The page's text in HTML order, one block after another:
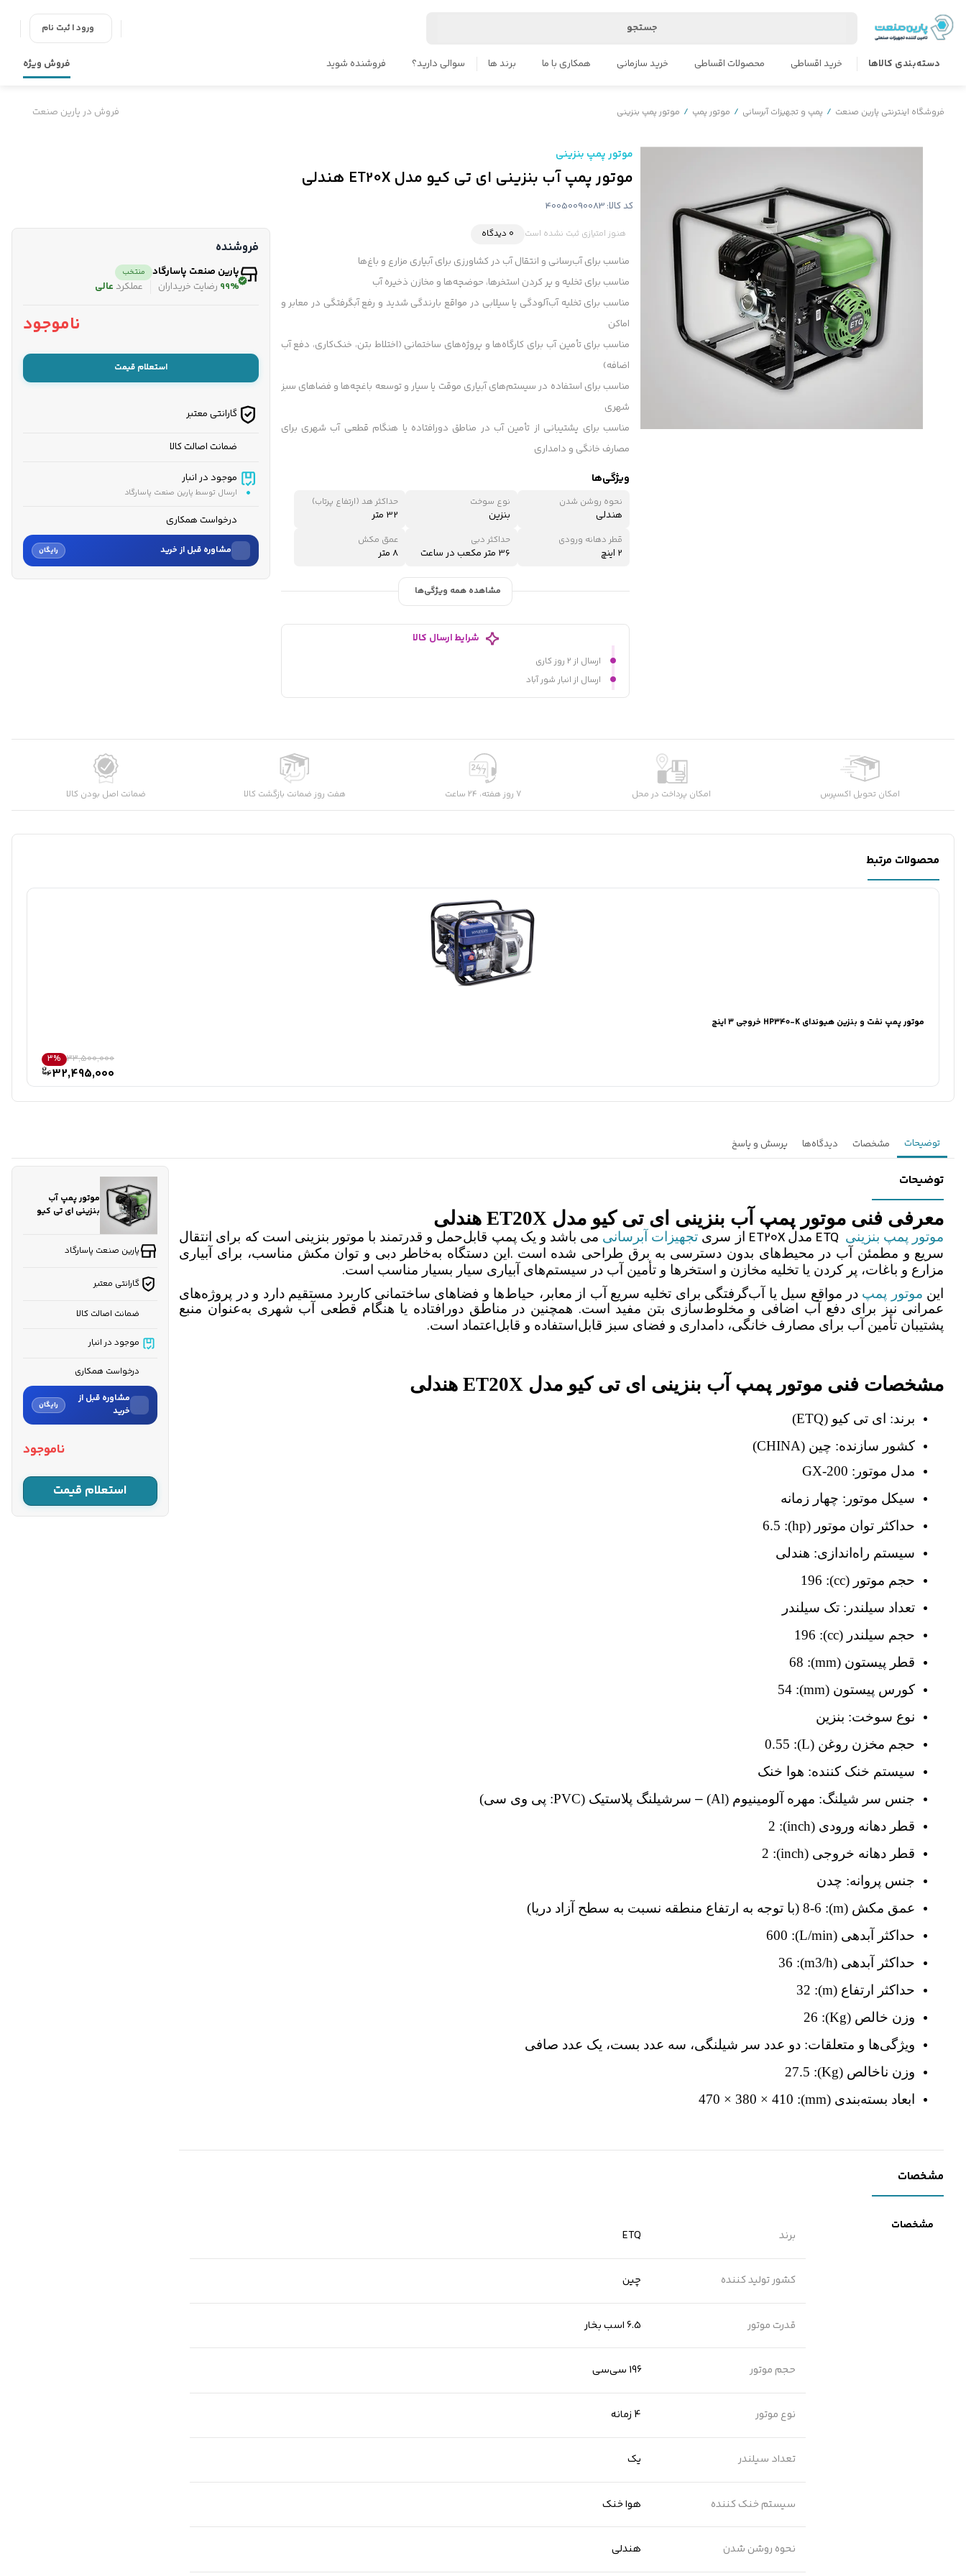
جستجو ورود | ثبت نام
دسته‌بندی کالاها خرید اقساطی محصولات اقساطی خرید سازمانی همکاری با ما برند ها سوالی دارید؟ فروشنده شوید فروش ویژه
فروشگاه اینترنتی پارین صنعت / پمپ و تجهیزات آبرسانی / موتور پمپ / موتور پمپ بنزینی فروش در پارین صنعت
موتور پمپ بنزینی
موتور پمپ آب بنزینی ای تی کیو مدل ET20X هندلی
کد کالا: 40050090083
هنوز امتیازی ثبت نشده است 0 دیدگاه
مناسب برای آب‌رسانی و انتقال آب در کشاورزی برای آبیاری مزارع و باغ‌ها
مناسب برای تخلیه و پر کردن استخرها، حوضچه‌ها و مخازن ذخیره آب
مناسب برای تخلیه آب‌آلودگی یا سیلابی در مواقع بارندگی شدید و رفع آبگرفتگی در معابر و
اماکن
مناسب برای تأمین آب برای کارگاه‌ها و پروژه‌های ساختمانی (اختلاط بتن، خنک‌کاری، دفع آب
اضافه)
مناسب برای استفاده در سیستم‌های آبیاری موقت یا سیار و توسعه باغچه‌ها و فضاهای سبز
شهری
مناسب برای پشتیبانی از تأمین آب در مناطق دورافتاده یا هنگام قطعی آب شهری برای
مصارف خانگی و دامداری
ویژگی‌ها
نحوه روشن شدن
هندلی
نوع سوخت
بنزین
حداکثر هد (ارتفاع پرتاب)
32 متر
قطر دهانه ورودی
2 اینچ
حداکثر دبی
36 متر مکعب در ساعت
عمق مکش
8 متر
مشاهده همه ویژگی‌ها
شرایط ارسال کالا
ارسال از ۲ روز کاری
ارسال از انبار شور آباد
فروشنده
پارین صنعت پاسارگاد منتخب
99% رضایت خریداران عملکرد عالی
ناموجود
استعلام قیمت
گارانتی معتبر
ضمانت اصالت کالا
موجود در انبار
ارسال توسط پارین صنعت پاسارگاد
درخواست همکاری
مشاوره قبل از خرید رایگان
نام
ثبت درخواست مشاوره رایگان
امکان تحویل اکسپرس امکان پرداخت در محل 7 روز هفته، 24 ساعت هفت روز ضمانت بازگشت کالا ضمانت اصل بودن کالا
محصولات مرتبط
موتور پمپ نفت و بنزین هیوندای HP340-K خروجی 3 اینچ
33,500,000
3%
32,495,000
توضیحات مشخصات دیدگاه‌ها پرسش و پاسخ
توضیحات
معرفی فنی موتور پمپ آب بنزینی ای تی کیو مدل ET20X هندلی
موتور پمپ بنزینی ETQ مدل ET20X از سری تجهیزات آبرسانی می باشد و یک پمپ قابل‌حمل و قدرتمند با موتور بنزینی است که برای انتقال
سریع و مطمئن آب در محیط‌های بدون دسترسی به برق طراحی شده است . این دستگاه به‌خاطر دبی و توان مکش مناسب، برای آبیاری
مزارع و باغات، پر کردن یا تخلیه مخازن و استخرها و تأمین آب در سیستم‌های آبیاری سیار بسیار مناسب است.
این موتور پمپ در مواقع سیل یا آب‌گرفتگی برای تخلیه سریع آب از معابر، حیاط‌ها و فضاهای ساختمانی کاربرد مستقیم دارد و در پروژه‌های
عمرانی نیز برای دفع آب اضافی و مخلوط‌سازی بتن مفید است. همچنین در مناطق دورافتاده یا هنگام قطعی آب شهری به‌عنوان منبع
پشتیبان تأمین آب برای مصارف خانگی، دامداری و فضای سبز قابل‌استفاده و قابل‌اعتماد است.
مشخصات فنی موتور پمپ آب بنزینی ای تی کیو مدل ET20X هندلی
برند: ای تی کیو (ETQ)
کشور سازنده: چین (CHINA)
مدل موتور: GX-200
سیکل موتور: چهار زمانه
حداکثر توان موتور (hp)
:
6.5
سیستم راه‌اندازی: هندلی
حجم موتور (cc)
:
تعداد سیلندر: تک سیلندر
حجم سیلندر (cc)
:
قطر پیستون (mm)
:
کورس پیستون (mm)
:
نوع سوخت: بنزین
حجم مخزن روغن (L)
:
سیستم خنک کننده: هوا خنک
جنس سر شیلنگ: مهره آلومینیوم (Al
)
–سرشیلنگ پلاستیک (PVC: پی وی سی)
قطر دهانه ورودی (inch
):
2
قطر دهانه خروجی (inch
):
2
جنس پروانه: چدن
عمق مکش (m
): 6-8 (با توجه به ارتفاع منطقه نسبت به سطح آزاد دریا)
حداکثر آبدهی (L/min
):
600
حداکثر آبدهی (m3/h)
:
36
حداکثر ارتفاع (m
):
32
وزن خالص (Kg)
:
ویژگی‌ها و متعلقات: دو عدد سر شیلنگی، سه عدد بست، یک عدد صافی
وزن ناخالص (Kg)
:
ابعاد بسته‌بندی (mm)
:
470 × 380 × 410
مشخصات
مشخصات
برند ETQ
کشور تولید کننده چین
قدرت موتور 6.5 اسب بخار
حجم موتور 196 سی‌سی
نوع موتور 4 زمانه
تعداد سیلندر یک
سیستم خنک کننده هوا خنک
نحوه روشن شدن هندلی
موتور پمپ آب
بنزینی ای تی کیو
پارین صنعت پاسارگاد
گارانتی معتبر
ضمانت اصالت کالا
موجود در انبار
درخواست همکاری
مشاوره قبل از
خرید
رایگان
نام خانوادگی
شماره موبایل
ناموجود
استعلام قیمت